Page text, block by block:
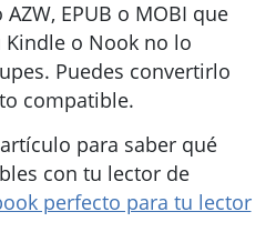
EPUB o MOBI que
o Nook no lo
Puedes convertirlo
compatible.
para saber qué
con tu lector de
perfecto para tu lector